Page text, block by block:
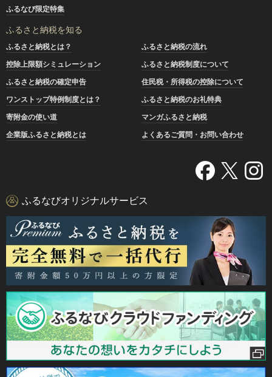
ふるなび限定特集
ふるさと納税を知る
ふるさと納税とは？
ふるさと納税の流れ
控除上限額シミュレーション
ふるさと納税制度について
ふるさと納税の確定申告
住民税・所得税の控除について
ワンストップ特例制度とは？
ふるさと納税のお礼特典
寄附金の使い道
マンガふるさと納税
企業版ふるさと納税とは
よくあるご質問・お問い合わせ
ふるなびオリジナルサービス